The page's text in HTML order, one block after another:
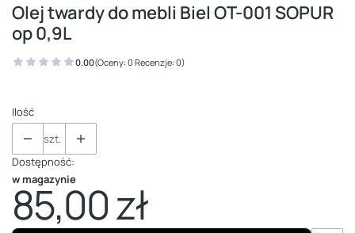
Olej twardy do mebli Biel OT-001 SOPUR
op 0,9L
0.00(Oceny: 0 Recenzje: 0)
Ilość
szt.
Dostępność:
w magazynie
Cena
85,00 zł